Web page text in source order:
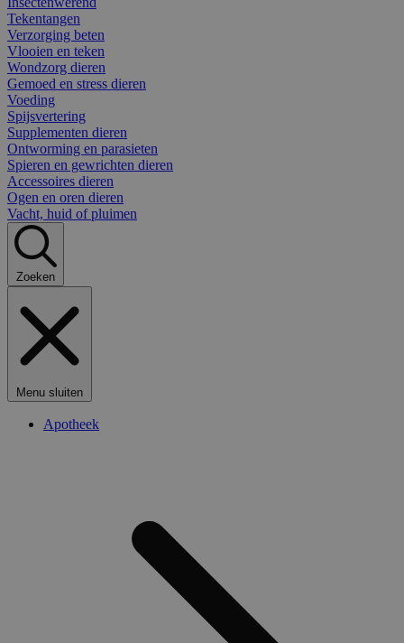
Tekentangen
Verzorging beten
Vlooien en teken
Wondzorg dieren
Gemoed en stress dieren
Voeding
Spijsvertering
Supplementen dieren
Ontworming en parasieten
Spieren en gewrichten dieren
Accessoires dieren
Ogen en oren dieren
Vacht, huid of pluimen
Zoeken
Menu sluiten
Apotheek